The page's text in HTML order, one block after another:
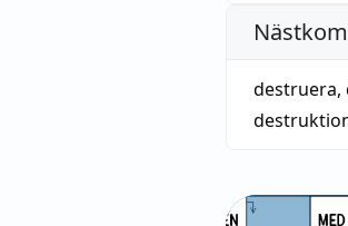
destruera,